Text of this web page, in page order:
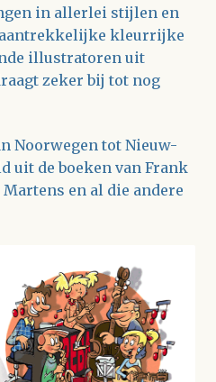
in allerlei stijlen en
aantrekkelijke kleurrijke
illustratoren uit
zeker bij tot nog
Noorwegen tot Nieuw-
uit de boeken van Frank
en al die andere